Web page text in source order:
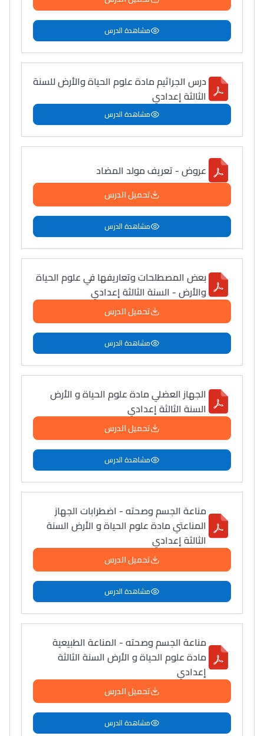
مشاهدة الدرس
درس الجراثيم مادة علوم الحياة والأرض للسنة
الثالثة إعدادي
مشاهدة الدرس
عروض - تعريف مولد المضاد
تحميل الدرس
مشاهدة الدرس
بعض المصطلحات وتعاريفها في علوم الحياة
والأرض - السنة الثالثة إعدادي
تحميل الدرس
مشاهدة الدرس
الجهاز العضلي مادة علوم الحياة و الأرض
السنة الثالثة إعدادي
تحميل الدرس
مشاهدة الدرس
مناعة الجسم وصحته - اضطرابات الجهاز
المناعتي مادة علوم الحياة و الأرض السنة
الثالثة إعدادي
تحميل الدرس
مشاهدة الدرس
مناعة الجسم وصحته - المناعة الطبيعية
مادة علوم الحياة و الأرض السنة الثالثة
إعدادي
تحميل الدرس
مشاهدة الدرس